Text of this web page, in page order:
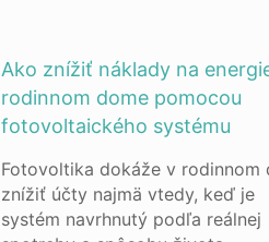
Ako znížiť náklady na
rodinnom dome pomocou
fotovoltaického systému
Fotovoltika dokáže v rodinnom
znížiť účty najmä vtedy, keď je
systém navrhnutý podľa reálnej